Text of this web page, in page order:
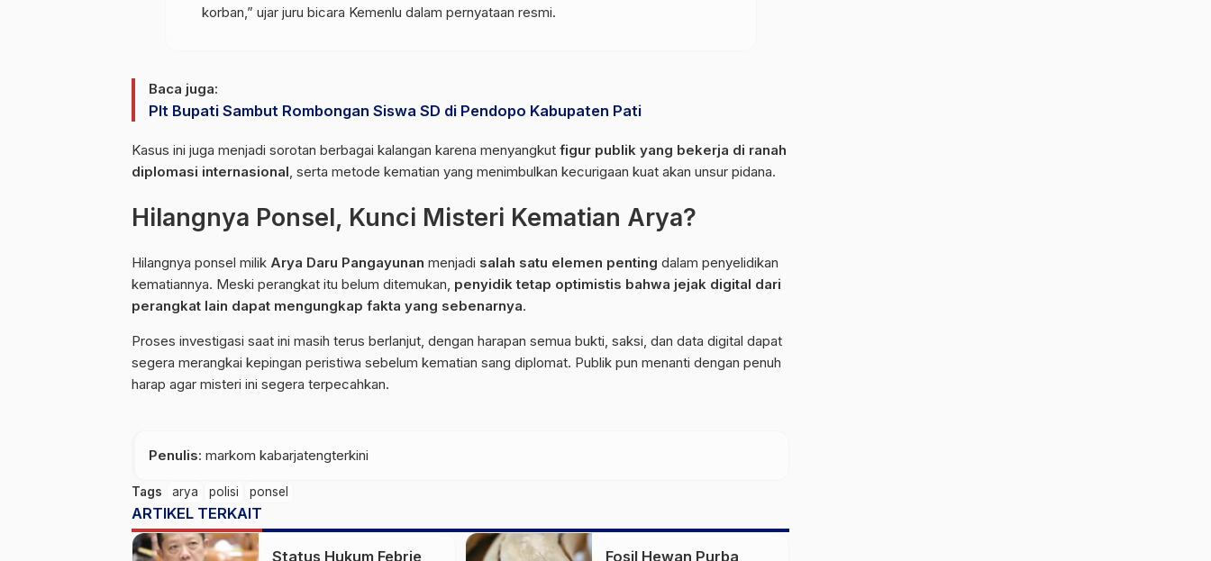
korban,” ujar juru bicara Kemenlu dalam pernyataan resmi.
Baca juga:
Plt Bupati Sambut Rombongan Siswa SD di Pendopo Kabupaten Pati
Kasus ini juga menjadi sorotan berbagai kalangan karena menyangkut figur publik yang bekerja di ranah
diplomasi internasional , serta metode kematian yang menimbulkan kecurigaan kuat akan unsur pidana.
Hilangnya Ponsel, Kunci Misteri Kematian Arya?
Hilangnya ponsel milik Arya Daru Pangayunan menjadi salah satu elemen penting dalam penyelidikan
kematiannya. Meski perangkat itu belum ditemukan, penyidik tetap optimistis bahwa jejak digital dari
perangkat lain dapat mengungkap fakta yang sebenarnya.
Proses investigasi saat ini masih terus berlanjut, dengan harapan semua bukti, saksi, dan data digital dapat
segera merangkai kepingan peristiwa sebelum kematian sang diplomat. Publik pun menanti dengan penuh
harap agar misteri ini segera terpecahkan.
Penulis: markom kabarjatengterkini
Tags arya polisi ponsel
ARTIKEL TERKAIT
Status Hukum Febrie Fosil Hewan Purba